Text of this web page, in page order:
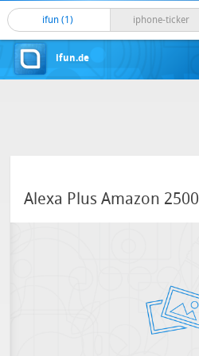
ifun (1) iphone-ticker
ifun.de
Alexa Plus Amazon 2500